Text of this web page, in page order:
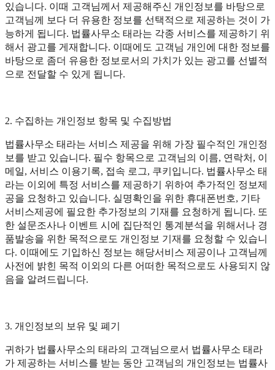
있습니다. 이때 고객님께서 제공해주신 개인정보를 바탕으로
고객님께 보다 더 유용한 정보를 선택적으로 제공하는 것이 가
능하게 됩니다. 법률사무소 태라는 각종 서비스를 제공하기 위
해서 광고를 게재합니다. 이때에도 고객님 개인에 대한 정보를
바탕으로 좀더 유용한 정보로서의 가치가 있는 광고를 선별적
으로 전달할 수 있게 됩니다.
2. 수집하는 개인정보 항목 및 수집방법
법률사무소 태라는 서비스 제공을 위해 가장 필수적인 개인정
보를 받고 있습니다. 필수 항목으로 고객님의 이름, 연락처, 이
메일, 서비스 이용기록, 접속 로그, 쿠키입니다. 법률사무소 태
라는 이외에 특정 서비스를 제공하기 위하여 추가적인 정보제
공을 요청하고 있습니다. 실명확인을 위한 휴대폰번호, 기타
서비스제공에 필요한 추가정보의 기재를 요청하게 됩니다. 또
한 설문조사나 이벤트 시에 집단적인 통계분석을 위해서나 경
품발송을 위한 목적으로도 개인정보 기재를 요청할 수 있습니
다. 이때에도 기입하신 정보는 해당서비스 제공이나 고객님께
사전에 밝힌 목적 이외의 다른 어떠한 목적으로도 사용되지 않
음을 알려드립니다.
3. 개인정보의 보유 및 폐기
귀하가 법률사무소의 태라의 고객님으로서 법률사무소 태라
가 제공하는 서비스를 받는 동안 고객님의 개인정보는 법률사